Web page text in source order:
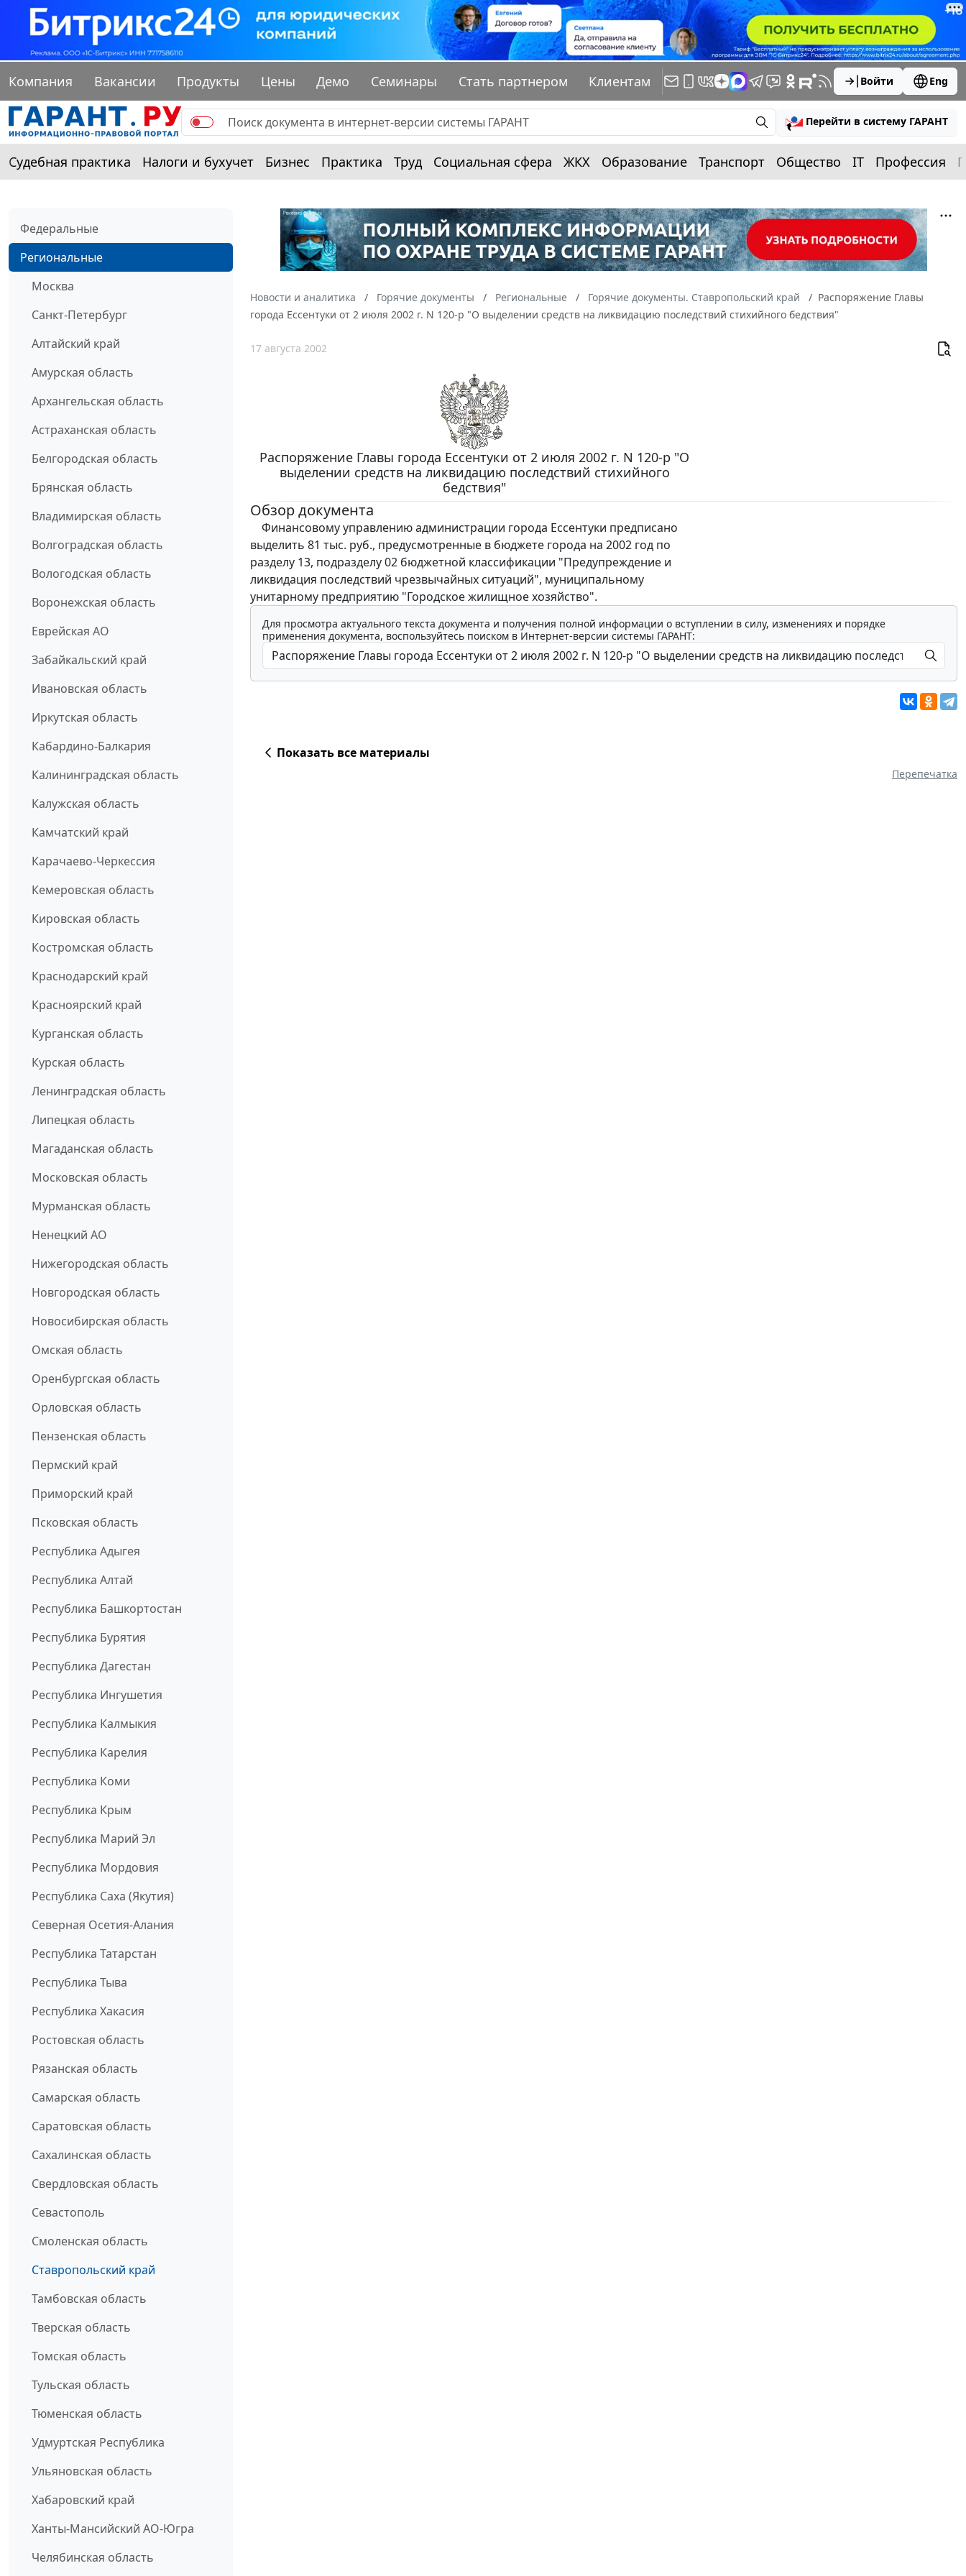
Компания Вакансии Продукты Цены Демо Семинары Стать партнером Клиентам Войти Eng
Перейти в систему ГАРАНТ
Судебная практика Налоги и бухучет Бизнес Практика Труд Социальная сфера ЖКХ Образование Транспорт Общество IT Профессия
Федеральные
Региональные
Москва
Санкт-Петербург
Алтайский край
Амурская область
Архангельская область
Астраханская область
Белгородская область
Брянская область
Владимирская область
Волгоградская область
Вологодская область
Воронежская область
Еврейская АО
Забайкальский край
Ивановская область
Иркутская область
Кабардино-Балкария
Калининградская область
Калужская область
Камчатский край
Карачаево-Черкессия
Кемеровская область
Кировская область
Костромская область
Краснодарский край
Красноярский край
Курганская область
Курская область
Ленинградская область
Липецкая область
Магаданская область
Московская область
Мурманская область
Ненецкий АО
Нижегородская область
Новгородская область
Новосибирская область
Омская область
Оренбургская область
Орловская область
Пензенская область
Пермский край
Приморский край
Псковская область
Республика Адыгея
Республика Алтай
Республика Башкортостан
Республика Бурятия
Республика Дагестан
Республика Ингушетия
Республика Калмыкия
Республика Карелия
Республика Коми
Республика Крым
Республика Марий Эл
Республика Мордовия
Республика Саха (Якутия)
Северная Осетия-Алания
Республика Татарстан
Республика Тыва
Республика Хакасия
Ростовская область
Рязанская область
Самарская область
Саратовская область
Сахалинская область
Свердловская область
Севастополь
Смоленская область
Ставропольский край
Тамбовская область
Тверская область
Томская область
Тульская область
Тюменская область
Удмуртская Республика
Ульяновская область
Хабаровский край
Ханты-Мансийский АО-Югра
Челябинская область
Новости и аналитика Горячие документы Региональные Горячие документы. Ставропольский край
Распоряжение Главы
города Ессентуки от 2 июля 2002 г. N 120-р "О выделении средств на ликвидацию последствий стихийного бедствия"
17 августа 2002
Распоряжение Главы города Ессентуки от 2 июля 2002 г. N 120-р "О
выделении средств на ликвидацию последствий стихийного
бедствия"
Обзор документа
Финансовому управлению администрации города Ессентуки предписано
выделить 81 тыс. руб., предусмотренные в бюджете города на 2002 год по
разделу 13, подразделу 02 бюджетной классификации "Предупреждение и
ликвидация последствий чрезвычайных ситуаций", муниципальному
унитарному предприятию "Городское жилищное хозяйство".
Для просмотра актуального текста документа и получения полной информации о вступлении в силу, изменениях и порядке
применения документа, воспользуйтесь поиском в Интернет-версии системы ГАРАНТ:
Показать все материалы
Перепечатка